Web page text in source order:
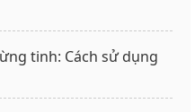
tinh: Cách sử dụng